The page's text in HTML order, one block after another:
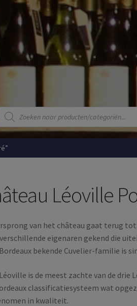
Léoville
van het château gaat terug
eigenaren gekend die
bekende Cuvelier-familie is
is de meest zachte van de
classificatiesysteem wat
in kwaliteit.